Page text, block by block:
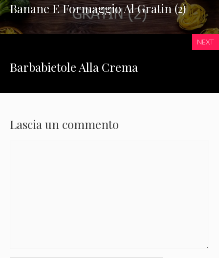
Banane E Formaggio Al Gratin (2)
NEXT
Barbabietole Alla Crema
Lascia un commento